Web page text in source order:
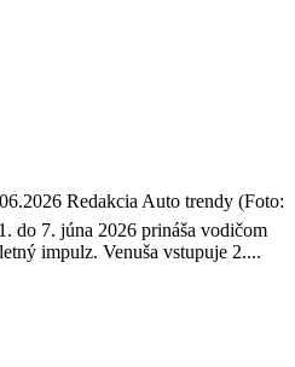
Redakcia Auto trendy (Foto:
do 7. júna 2026 prináša vodičom
impulz. Venuša vstupuje 2....